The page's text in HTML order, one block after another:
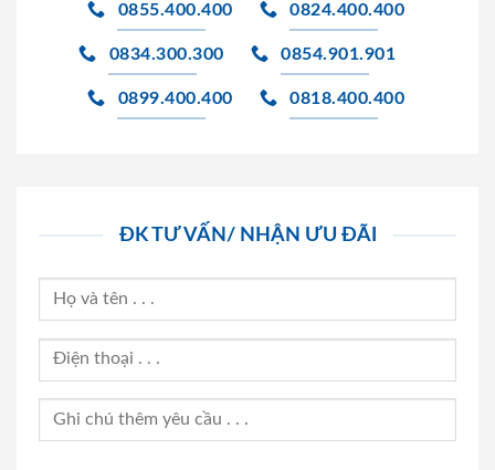
0855.400.400 0824.400.400
0834.300.300 0854.901.901
0899.400.400 0818.400.400
ĐK TƯ VẤN/ NHẬN ƯU ĐÃI